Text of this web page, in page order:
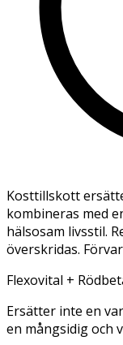
Kosttillskott
kombineras med
hälsosam livsstil.
överskridas.
Flexovital +
Ersätter inte en
en mångsidig och